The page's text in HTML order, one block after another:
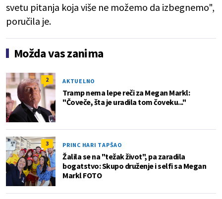
svetu pitanja koja više ne možemo da izbegnemo",
poručila je.
Možda vas zanima
2 AKTUELNO
Tramp nema lepe reči za Megan Markl:
"Čoveče, šta je uradila tom čoveku..."
3 PRINC HARI TAPŠAO
Žalila se na "težak život", pa zaradila
bogatstvo: Skupo druženje i selfi sa Megan
Markl FOTO